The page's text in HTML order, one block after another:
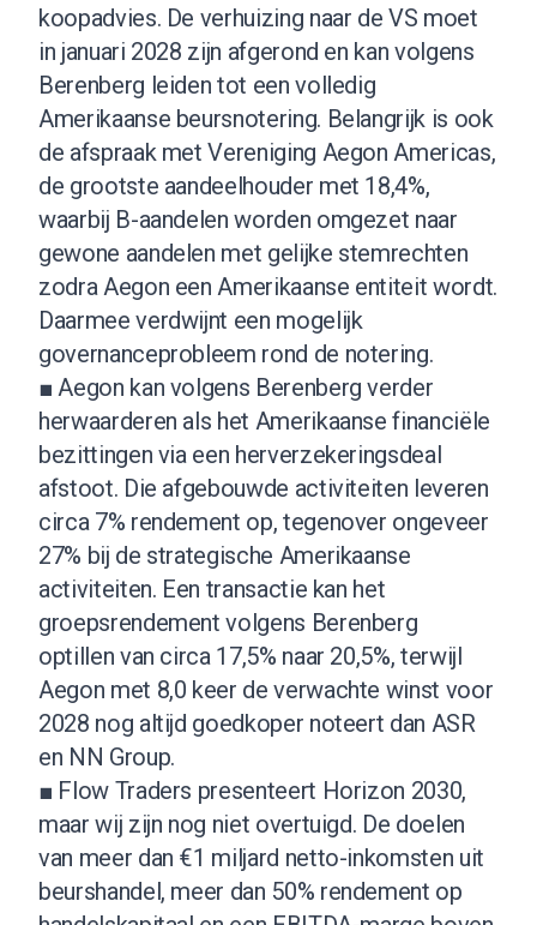
koopadvies. De verhuizing naar de VS moet
in januari 2028 zijn afgerond en kan volgens
Berenberg leiden tot een volledig
Amerikaanse beursnotering. Belangrijk is ook
de afspraak met Vereniging Aegon Americas,
de grootste aandeelhouder met 18,4%,
waarbij B-aandelen worden omgezet naar
gewone aandelen met gelijke stemrechten
zodra Aegon een Amerikaanse entiteit wordt.
Daarmee verdwijnt een mogelijk
governanceprobleem rond de notering.
■ Aegon kan volgens Berenberg verder
herwaarderen als het Amerikaanse financiële
bezittingen via een herverzekeringsdeal
afstoot. Die afgebouwde activiteiten leveren
circa 7% rendement op, tegenover ongeveer
27% bij de strategische Amerikaanse
activiteiten. Een transactie kan het
groepsrendement volgens Berenberg
optillen van circa 17,5% naar 20,5%, terwijl
Aegon met 8,0 keer de verwachte winst voor
2028 nog altijd goedkoper noteert dan ASR
en NN Group.
■ Flow Traders presenteert Horizon 2030,
maar wij zijn nog niet overtuigd. De doelen
van meer dan €1 miljard netto-inkomsten uit
beurshandel, meer dan 50% rendement op